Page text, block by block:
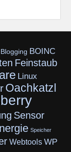
Blogging BOINC
Feinstaub
Linux
Oachkatzl
Sensor
Speicher
Webtools WP